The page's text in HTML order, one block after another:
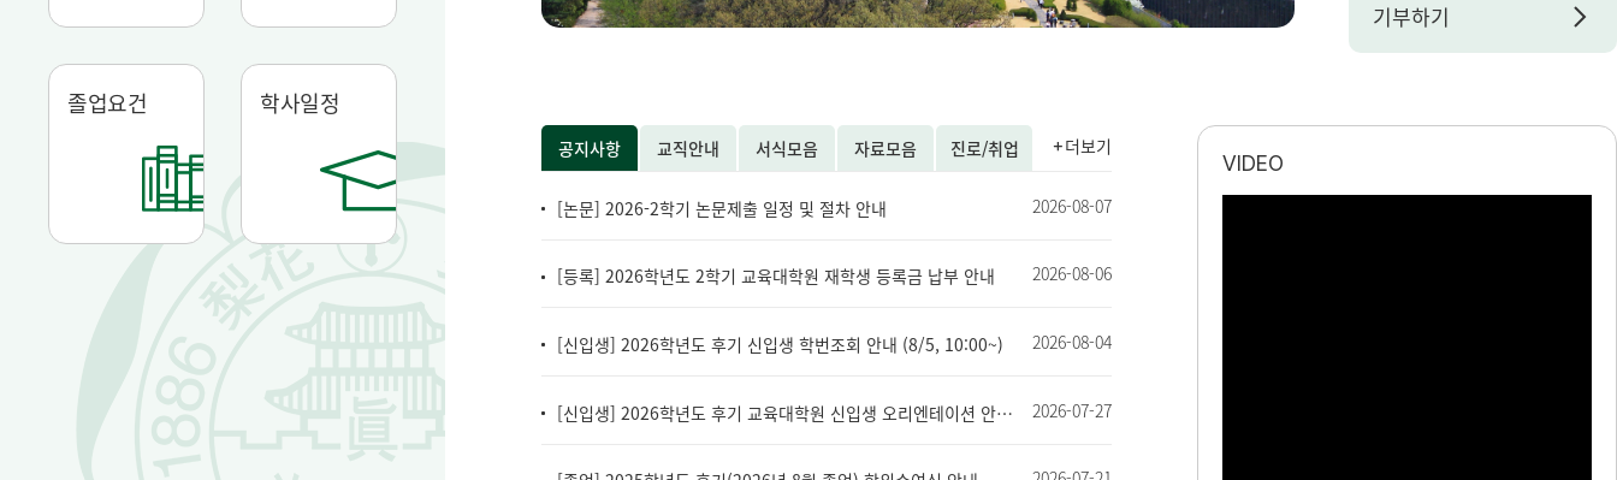
졸업요건 학사일정
기부하기
공지사항 교직안내 서식모음 자료모음 진로/취업
[논문] 2026-2학기 논문제출 일정 및 절차 안내 2026-08-07
[등록] 2026학년도 2학기 교육대학원 재학생 등록금 납부 안내 2026-08-06
[신입생] 2026학년도 후기 신입생 학번조회 안내 (8/5, 10:00~) 2026-08-04
[신입생] 2026학년도 후기 교육대학원 신입생 오리엔테이션 안내 및 참석여부 조사 2026-07-27
더보기
VIDEO